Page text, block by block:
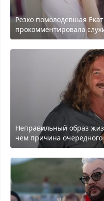
Резко помолодевшая
прокомментировала
Неправильный образ
чем причина